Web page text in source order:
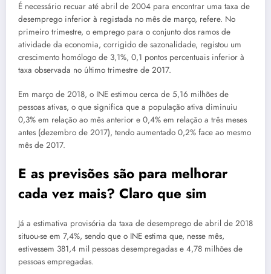
É necessário recuar até abril de 2004 para encontrar uma taxa de
desemprego inferior à registada no mês de março, refere. No
primeiro trimestre, o emprego para o conjunto dos ramos de
atividade da economia, corrigido de sazonalidade, registou um
crescimento homólogo de 3,1%, 0,1 pontos percentuais inferior à
taxa observada no último trimestre de 2017.
Em março de 2018, o INE estimou cerca de 5,16 milhões de
pessoas ativas, o que significa que a população ativa diminuiu
0,3% em relação ao mês anterior e 0,4% em relação a três meses
antes (dezembro de 2017), tendo aumentado 0,2% face ao mesmo
mês de 2017.
E as previsões são para melhorar
cada vez mais? Claro que sim
Já a estimativa provisória da taxa de desemprego de abril de 2018
situou-se em 7,4%, sendo que o INE estima que, nesse mês,
estivessem 381,4 mil pessoas desempregadas e 4,78 milhões de
pessoas empregadas.